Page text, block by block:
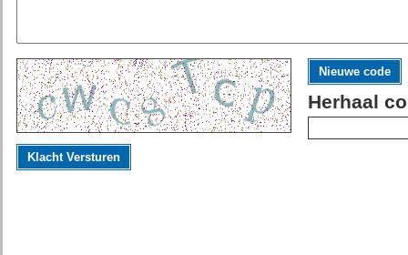
Nieuwe code
Herhaal
Klacht Versturen